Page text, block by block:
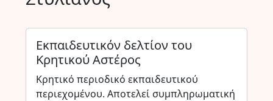
Εκπαιδευτικόν δελτίον του
Κρητικού Αστέρος
Κρητικό περιοδικό εκπαιδευτικού
περιεχομένου. Αποτελεί συμπληρωματική